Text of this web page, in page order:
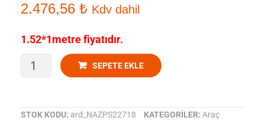
2.476,56 ₺ Kdv dahil
1.52*1metre fiyatıdır.
ORACAL
045
SEPETE EKLE
STOK KODU: ard_NAZPS22718 KATEGORILER: Araç